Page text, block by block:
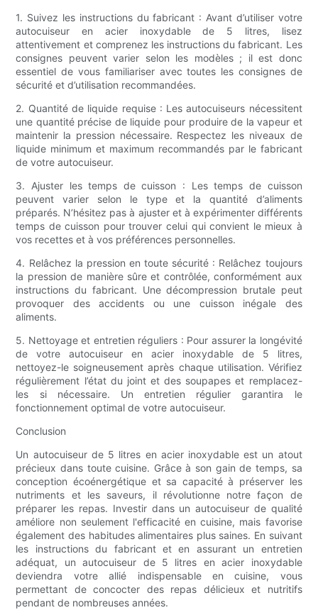
1. Suivez les instructions du fabricant : Avant d’utiliser votre
autocuiseur en acier inoxydable de 5 litres, lisez
attentivement et comprenez les instructions du fabricant. Les
consignes peuvent varier selon les modèles ; il est donc
essentiel de vous familiariser avec toutes les consignes de
sécurité et d’utilisation recommandées.
2. Quantité de liquide requise : Les autocuiseurs nécessitent
une quantité précise de liquide pour produire de la vapeur et
maintenir la pression nécessaire. Respectez les niveaux de
liquide minimum et maximum recommandés par le fabricant
de votre autocuiseur.
3. Ajuster les temps de cuisson : Les temps de cuisson
peuvent varier selon le type et la quantité d’aliments
préparés. N’hésitez pas à ajuster et à expérimenter différents
temps de cuisson pour trouver celui qui convient le mieux à
vos recettes et à vos préférences personnelles.
4. Relâchez la pression en toute sécurité : Relâchez toujours
la pression de manière sûre et contrôlée, conformément aux
instructions du fabricant. Une décompression brutale peut
provoquer des accidents ou une cuisson inégale des
aliments.
5. Nettoyage et entretien réguliers : Pour assurer la longévité
de votre autocuiseur en acier inoxydable de 5 litres,
nettoyez-le soigneusement après chaque utilisation. Vérifiez
régulièrement l’état du joint et des soupapes et remplacez-
les si nécessaire. Un entretien régulier garantira le
fonctionnement optimal de votre autocuiseur.
Conclusion
Un autocuiseur de 5 litres en acier inoxydable est un atout
précieux dans toute cuisine. Grâce à son gain de temps, sa
conception écoénergétique et sa capacité à préserver les
nutriments et les saveurs, il révolutionne notre façon de
préparer les repas. Investir dans un autocuiseur de qualité
améliore non seulement l'efficacité en cuisine, mais favorise
également des habitudes alimentaires plus saines. En suivant
les instructions du fabricant et en assurant un entretien
adéquat, un autocuiseur de 5 litres en acier inoxydable
deviendra votre allié indispensable en cuisine, vous
permettant de concocter des repas délicieux et nutritifs
pendant de nombreuses années.